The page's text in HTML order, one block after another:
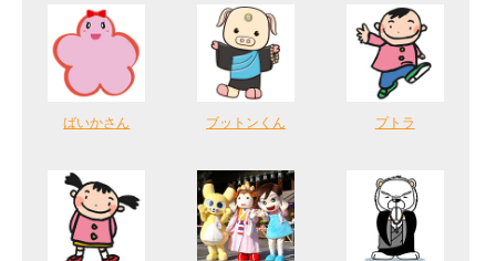
ばいかさん ブットンくん プトラ